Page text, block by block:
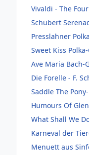
Vivaldi - The
Schubert
Presslahner
Sweet Kiss Polka-
Ave Maria Bach-
Die Forelle - F.
Saddle The
Humours Of
What Shall We
Karneval der
Menuett aus